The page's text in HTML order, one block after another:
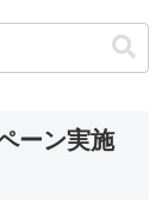
ーン実施